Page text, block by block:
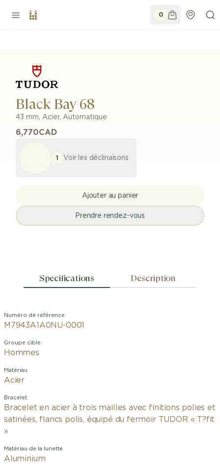
0
Black Bay 68
43 mm, Acier, Automatique
6,770CAD
1 Voir les déclinaisons
Ajouter au panier
Prendre rendez-vous
Specifications Description
Numéro de référence
M7943A1A0NU-0001
Groupe cible
Hommes
Matériau
Acier
Bracelet
Bracelet en acier à trois mailles avec finitions polies et
satinées, flancs polis, équipé du fermoir TUDOR « T?fit
»
Matériau de la lunette
Aluminium